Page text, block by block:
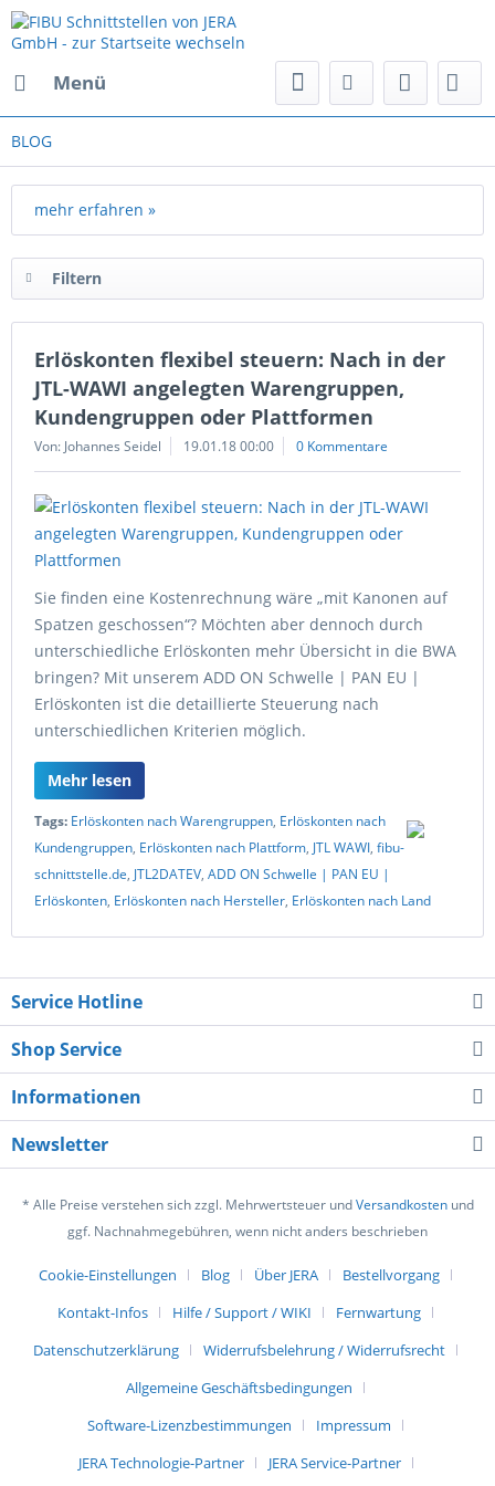
Menü
BLOG
mehr erfahren »
Filtern
Erlöskonten flexibel steuern: Nach in der
JTL-WAWI angelegten Warengruppen,
Kundengruppen oder Plattformen
Von: Johannes Seidel 19.01.18 00:00 0 Kommentare
Sie finden eine Kostenrechnung wäre „mit Kanonen auf
Spatzen geschossen“? Möchten aber dennoch durch
unterschiedliche Erlöskonten mehr Übersicht in die BWA
bringen? Mit unserem ADD ON Schwelle | PAN EU |
Erlöskonten ist die detaillierte Steuerung nach
unterschiedlichen Kriterien möglich.
Mehr lesen
Tags: Erlöskonten nach Warengruppen, Erlöskonten nach
Kundengruppen, Erlöskonten nach Plattform, JTL WAWI, fibu-
schnittstelle.de, JTL2DATEV, ADD ON Schwelle | PAN EU |
Erlöskonten, Erlöskonten nach Hersteller, Erlöskonten nach Land
Service Hotline
Shop Service
Informationen
Newsletter
* Alle Preise verstehen sich zzgl. Mehrwertsteuer undVersandkostenund
ggf. Nachnahmegebühren, wenn nicht anders beschrieben
Cookie-Einstellungen Blog Über JERA
Bestellvorgang
Kontakt-Infos
Hilfe / Support / WIKI
Fernwartung
Datenschutzerklärung
Widerrufsbelehrung / Widerrufsrecht
Allgemeine Geschäftsbedingungen
Software-Lizenzbestimmungen
Impressum
JERA Technologie-Partner
JERA Service-Partner